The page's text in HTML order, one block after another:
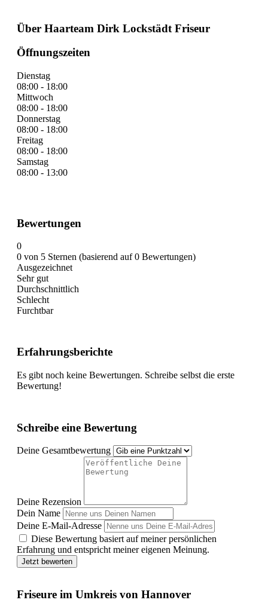
Über Haarteam Dirk Lockstädt Friseur
Öffnungszeiten
Dienstag
08:00 - 18:00
Mittwoch
08:00 - 18:00
Donnerstag
08:00 - 18:00
Freitag
08:00 - 18:00
Samstag
08:00 - 13:00
Bewertungen
0
0 von 5 Sternen (basierend auf 0 Bewertungen)
Ausgezeichnet
Sehr gut
Durchschnittlich
Schlecht
Furchtbar
Erfahrungsberichte
Es gibt noch keine Bewertungen. Schreibe selbst die erste
Bewertung!
Schreibe eine Bewertung
Deine Gesamtbewertung
Deine Rezension
Dein Name
Deine E-Mail-Adresse
Diese Bewertung basiert auf meiner persönlichen
Erfahrung und entspricht meiner eigenen Meinung.
Jetzt bewerten
Friseure im Umkreis von Hannover